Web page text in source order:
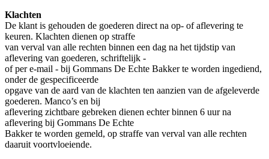
Klachten
De klant is gehouden de goederen direct na op- of aflevering te
keuren. Klachten dienen op straffe
van verval van alle rechten binnen een dag na het tijdstip van
aflevering van goederen, schriftelijk -
of per e-mail - bij Gommans De Echte Bakker te worden ingediend,
onder de gespecificeerde
opgave van de aard van de klachten ten aanzien van de afgeleverde
goederen. Manco’s en bij
aflevering zichtbare gebreken dienen echter binnen 6 uur na
aflevering bij Gommans De Echte
Bakker te worden gemeld, op straffe van verval van alle rechten
daaruit voortvloeiende.